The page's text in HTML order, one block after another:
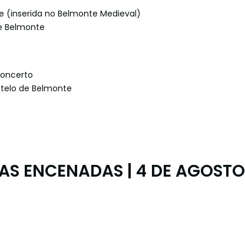
(inserida no Belmonte Medieval)
Belmonte
de Belmonte
ENCENADAS | 4 DE AGOSTO